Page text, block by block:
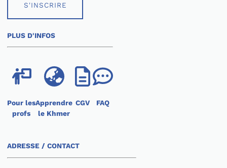
S'INSCRIRE
PLUS D'INFOS
Pour les
profs
Apprendre
le Khmer
CGV FAQ
ADRESSE / CONTACT